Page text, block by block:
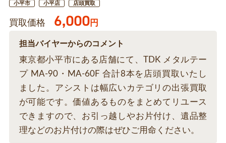
小平市 小平店 店頭買取
買取価格 6,000円
担当バイヤーからのコメント
東京都小平市にある店舗にて、TDK メタルテー
プ MA-90・MA-60F 合計8本を店頭買取いたし
ました。アシストは幅広いカテゴリの出張買取
が可能です。価値あるものをまとめてリユース
できますので、お引っ越しやお片付け、遺品整
理などのお片付けの際はぜひご用命ください。